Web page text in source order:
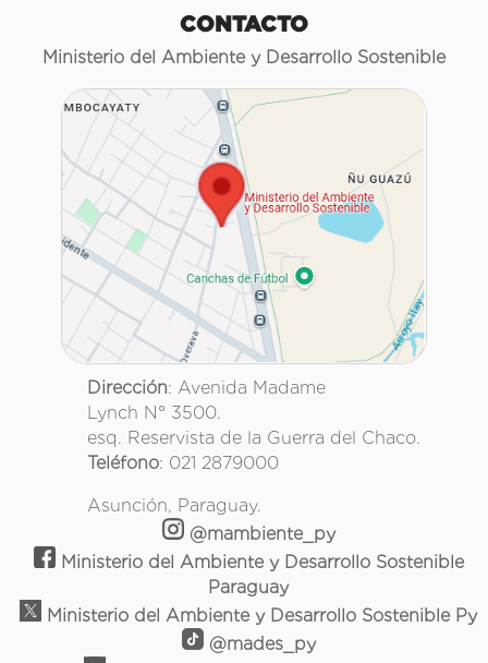
CONTACTO
Ministerio del Ambiente y Desarrollo Sostenible
Dirección: Avenida Madame
Lynch N° 3500.
esq. Reservista de la Guerra del Chaco.
Teléfono: 021 2879000
Asunción, Paraguay.
@mambiente_py
Ministerio del Ambiente y Desarrollo Sostenible
Paraguay
Ministerio del Ambiente y Desarrollo Sostenible Py
@mades_py